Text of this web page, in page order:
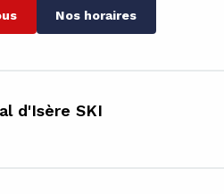
Nos horaires
d'Isère SKI